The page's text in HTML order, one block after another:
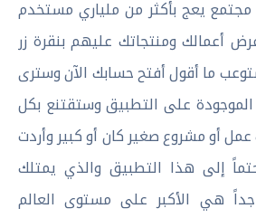
يعج بأكثر من ملياري مستخدم
أعمالك ومنتجاتك عليهم بنقرة زر
ما أقول أفتح حسابك الآن وسترى
الموجودة على التطبيق وستقتنع بكل
عمل أو مشروع صغير كان أو كبير وأردت
إلى هذا التطبيق والذي يمتلك
جداً هي الأكبر على مستوى العالم